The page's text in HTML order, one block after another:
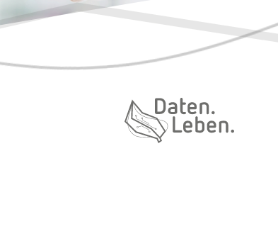
Daten. Leben.